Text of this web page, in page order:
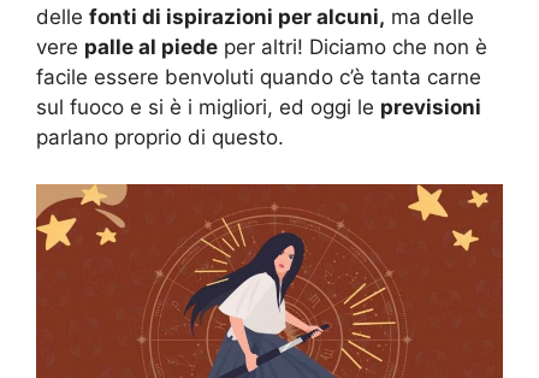
delle fonti di ispirazioni per alcuni, ma delle
vere palle al piede per altri! Diciamo che non è
facile essere benvoluti quando c’è tanta carne
sul fuoco e si è i migliori, ed oggi le previsioni
parlano proprio di questo.